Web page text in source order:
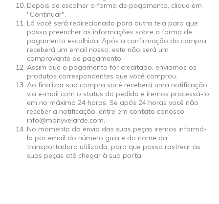
Depois de escolher a forma de pagamento, clique em
"Continuar".
Lá você será redirecionado para outra tela para que
possa preencher as informações sobre a forma de
pagamento escolhida. Após a confirmação da compra
receberá um email nosso, este não será um
comprovante de pagamento.
Assim que o pagamento for creditado, enviamos os
produtos correspondentes que você comprou.
Ao finalizar sua compra você receberá uma notificação
via e-mail com o status do pedido e iremos processá-lo
em no máximo 24 horas. Se após 24 horas você não
receber a notificação, entre em contato conosco:
info@monyvelarde.com.
No momento do envio das suas peças iremos informá-
lo por email do número guia e do nome da
transportadora utilizada, para que possa rastrear as
suas peças até chegar à sua porta.